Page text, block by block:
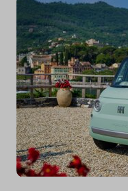
Taal
Nederlands